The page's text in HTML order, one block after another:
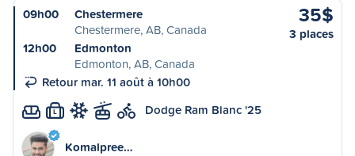
09h00
Chestermere
Chestermere, AB, Canada
12h00
Edmonton
Edmonton, AB, Canada
Retour mar. 11 août à 10h00
35$
3 places
L Dodge Ram Blanc '25
Komalpree…